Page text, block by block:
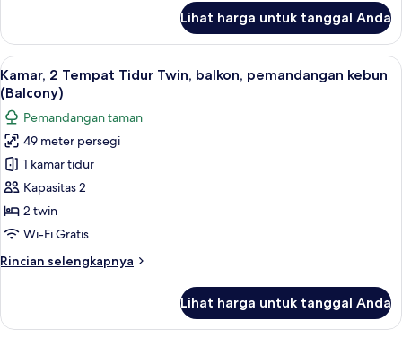
kolam
renang
(Balcony)
Kamar,
Tempat
Tidur
Twin,
balkon,
pemandangan
kolam
renang
(Balcony)
Lihat harga untuk tanggal Anda
Lihat
semua
foto
untuk
Kamar,
2
Tempat
Tidur
Twin,
pemandangan
Seprai premium, selimut bulu
9
Kamar, 2 Tempat Tidur Twin, balkon, pemandangan kebun
(Balcony)
Pemandangan taman
49 meter persegi
1 kamar tidur
Kapasitas 2
2 twin
Wi-Fi Gratis
Rincian selengkapnya
Rincian
Kamar,
Lihat harga untuk tanggal Anda